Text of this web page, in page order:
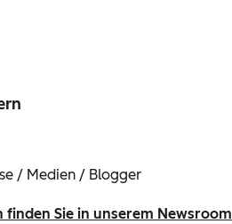
/ Medien / Blogger
Sie in unserem Newsroom